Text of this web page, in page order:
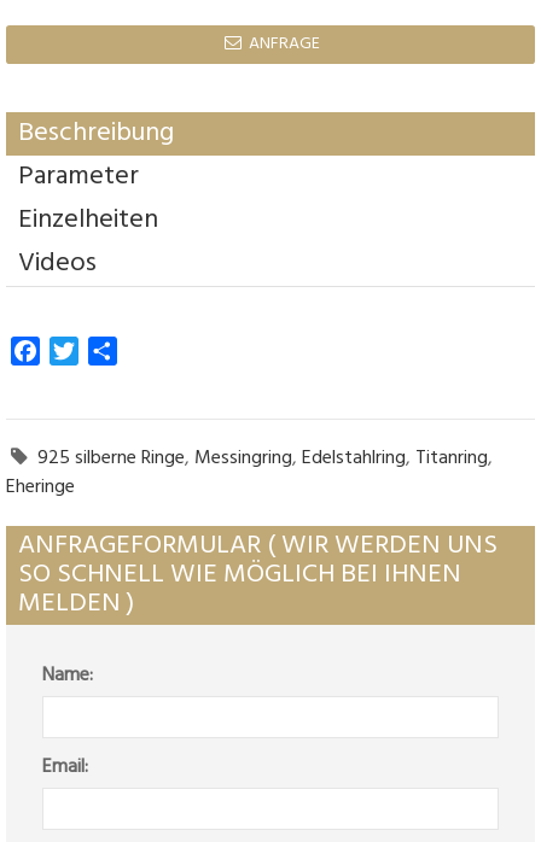
 ANFRAGE
Beschreibung
Parameter
Einzelheiten
Videos
FacebookTwitter
 925 silberne Ringe, Messingring,Edelstahlring, Titanring,
Eheringe
ANFRAGEFORMULAR ( WIR WERDEN UNS
SO SCHNELL WIE MÖGLICH BEI IHNEN
MELDEN )
Name:
Email: